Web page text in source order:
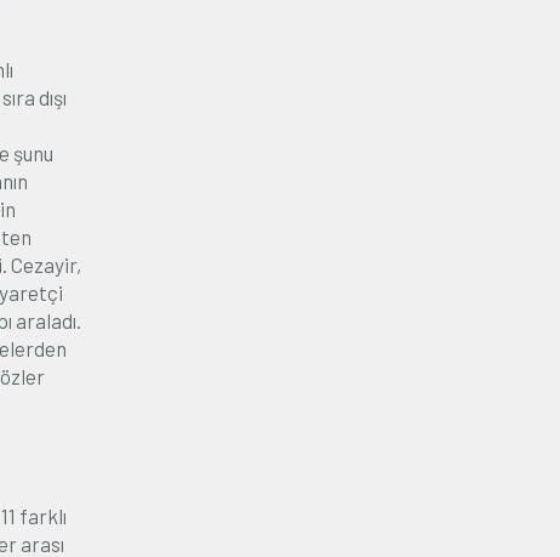
dışı
şunu
Cezayir,
araladı.
farklı
arası